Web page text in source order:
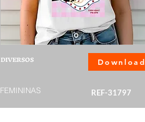
DIVERSOS Download
FEMININAS REF-31797